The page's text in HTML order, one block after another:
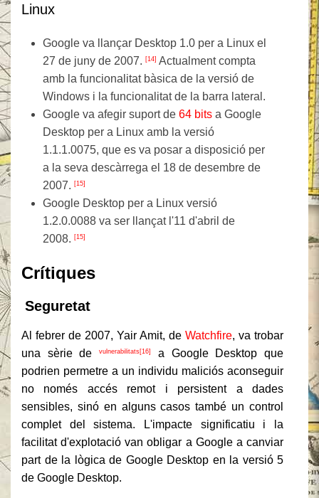
Linux
Google va llançar Desktop 1.0 per a Linux el
27 de juny de 2007. [14] Actualment compta
amb la funcionalitat bàsica de la versió de
Windows i la funcionalitat de la barra lateral.
Google va afegir suport de 64 bits a Google
Desktop per a Linux amb la versió
1.1.1.0075, que es va posar a disposició per
a la seva descàrrega el 18 de desembre de
2007. [15]
Google Desktop per a Linux versió
1.2.0.0088 va ser llançat l'11 d'abril de
2008. [15]
Crítiques
Seguretat
Al febrer de 2007, Yair Amit, de Watchfire, va trobar
una sèrie devulnerabilitats[16]
a Google Desktop que
podrien permetre a un individu maliciós aconseguir
no només accés remot i persistent a dades
sensibles, sinó en alguns casos també un control
complet del sistema. L'impacte significatiu i la
facilitat d'explotació van obligar a Google a canviar
part de la lògica de Google Desktop en la versió 5
de Google Desktop.